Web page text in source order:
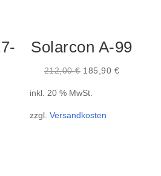
Solarcon A-99
212,00€ Ursprünglicher
212,00 €
185,90 €Aktueller
inkl. 20 % MwSt.
zzgl.Versandkosten